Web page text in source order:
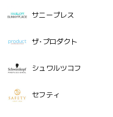
サニープレス
ザ･プロダクト
シュワルツコフ
セフティ